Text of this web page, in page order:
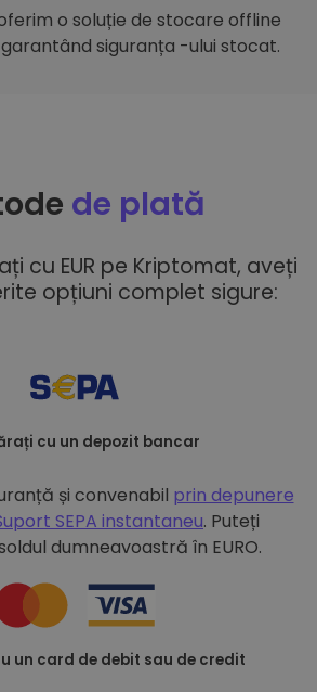
o soluție de stocare offline
siguranța -ului stocat.
de plată
cu EUR pe Kriptomat, aveți
opțiuni complet sigure:
cu un depozit bancar
și convenabil prin depunere
SEPA instantaneu. Puteți
dumneavoastră în EURO.
un card de debit sau de credit